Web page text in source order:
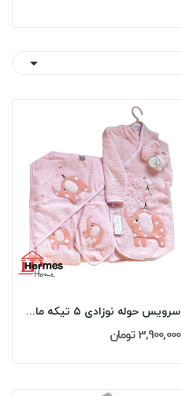

سرویس حوله نوزادی ۵ تیکه مادرکر MOTHERCARE مدل:...
3,900,000 تومان